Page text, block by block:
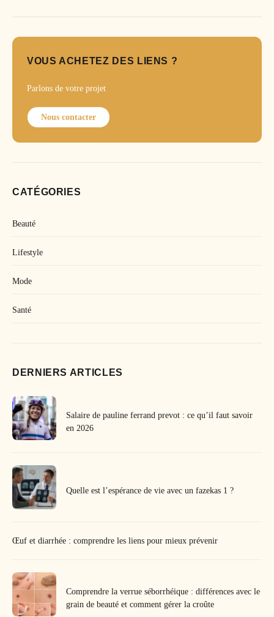
VOUS ACHETEZ DES LIENS ?
Parlons de votre projet
Nous contacter
CATÉGORIES
Beauté
Lifestyle
Mode
Santé
DERNIERS ARTICLES
Salaire de pauline ferrand prevot : ce qu’il faut savoir
en 2026
Quelle est l’espérance de vie avec un fazekas 1 ?
Œuf et diarrhée : comprendre les liens pour mieux prévenir
Comprendre la verrue séborrhéique : différences avec le
grain de beauté et comment gérer la croûte